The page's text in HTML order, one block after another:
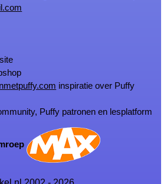
inspiratie over Puffy
Puffy patronen en lesplatform